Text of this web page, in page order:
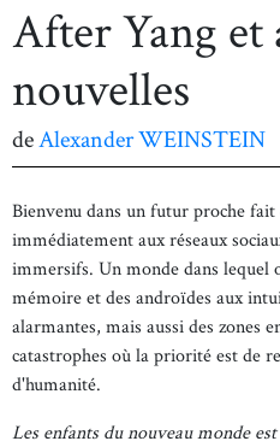
After Yang et
nouvelles
deAlexander WEINSTEIN
Bienvenu dans un futur proche
immédiatement aux réseaux
immersifs. Un monde dans lequel
mémoire et des androïdes aux
alarmantes, mais aussi des zones
catastrophes où la priorité est de
d'humanité.
Les enfants du nouveau monde